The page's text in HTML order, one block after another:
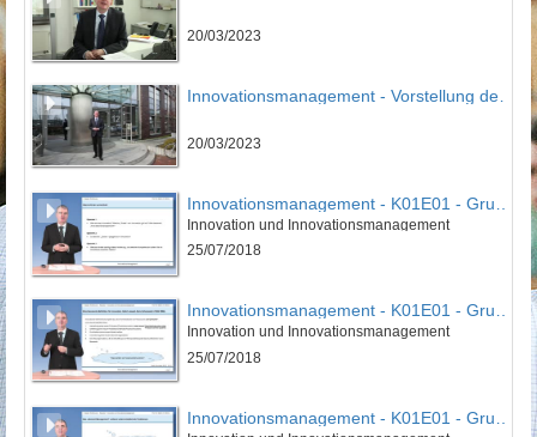
20/03/2023
Innovationsmanagement - Vorstellung des IPMI
20/03/2023
Innovation und Innovationsmanagement
25/07/2018
Innovationsmanagement - K01E01 - Grundlagen des Innovationsmanagement - Teil 02
Innovation und Innovationsmanagement
25/07/2018